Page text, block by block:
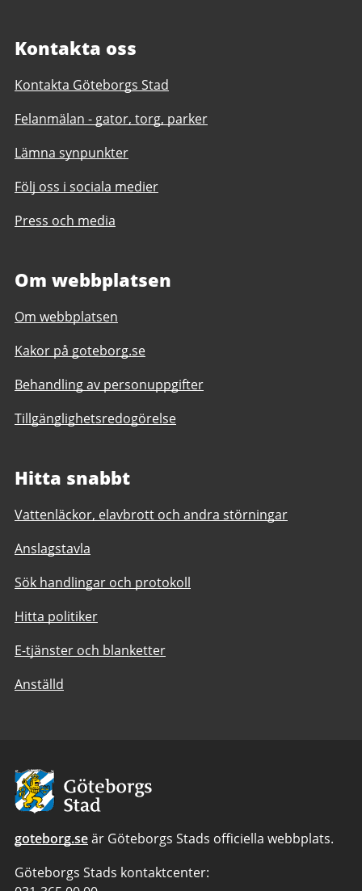
Kontakta oss
Kontakta Göteborgs Stad
Felanmälan - gator, torg, parker
Lämna synpunkter
Följ oss i sociala medier
Press och media
Om webbplatsen
Om webbplatsen
Kakor på goteborg.se
Behandling av personuppgifter
Tillgänglighetsredogörelse
Hitta snabbt
Vattenläckor, elavbrott och andra störningar
Anslagstavla
Sök handlingar och protokoll
Hitta politiker
E-tjänster och blanketter
Anställd
Avsändare:
Göteborgs
Stad
goteborg.seär Göteborgs Stads officiella webbplats.
Göteborgs Stads kontaktcenter: